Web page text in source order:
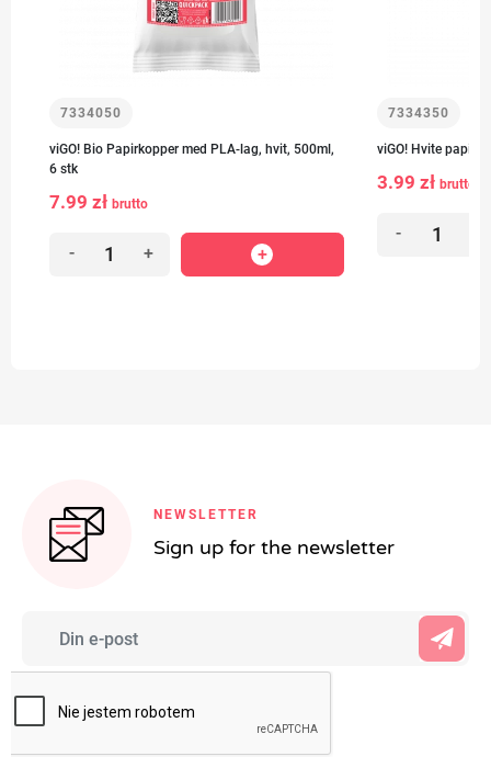
7334050
viGO! Bio Papirkopper med PLA-lag, hvit, 500ml,
6 stk
7.99 zł brutto
- +
7334350
viGO! Hvite
3.99 zł brutto
-
NEWSLETTER
Sign up for the newsletter